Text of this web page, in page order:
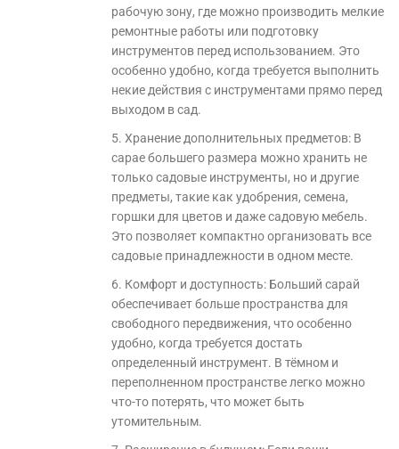
рабочую зону, где можно производить мелкие
ремонтные работы или подготовку
инструментов перед использованием. Это
особенно удобно, когда требуется выполнить
некие действия с инструментами прямо перед
выходом в сад.
5. Хранение дополнительных предметов: В
сарае большего размера можно хранить не
только садовые инструменты, но и другие
предметы, такие как удобрения, семена,
горшки для цветов и даже садовую мебель.
Это позволяет компактно организовать все
садовые принадлежности в одном месте.
6. Комфорт и доступность: Больший сарай
обеспечивает больше пространства для
свободного передвижения, что особенно
удобно, когда требуется достать
определенный инструмент. В тёмном и
переполненном пространстве легко можно
что-то потерять, что может быть
утомительным.